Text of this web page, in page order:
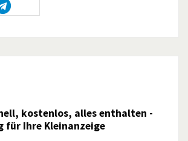
kostenlos, alles enthalten -
für Ihre Kleinanzeige